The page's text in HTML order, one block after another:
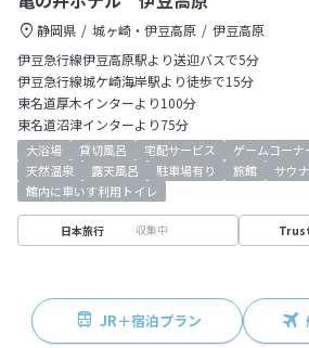
静岡県 城ヶ崎・伊豆高原
伊豆高原
伊豆急行線伊豆高原駅より送迎バスで5分
伊豆急行線城ケ崎海岸駅より徒歩で15分
東名道厚木インターより100分
東名道沼津インターより75分
大浴場 貸切風呂 宅配サービス ゲームコーナ
天然温泉
露天風呂 駐車場有り 旅館 サウナ
館内に車いす利用トイレ
日本旅行 収集中
JR＋宿泊プラン